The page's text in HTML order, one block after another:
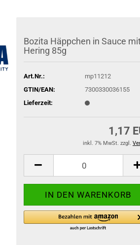
Bozita Häppchen in Sauce
Hering 85g
Art.Nr.:
mp11212
GTIN/EAN:
7300330036155
Lieferzeit:
1,17
inkl. 7% MwSt. zzgl.